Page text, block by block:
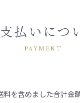
払いにつ
PAYMENT
料を含めました合計金